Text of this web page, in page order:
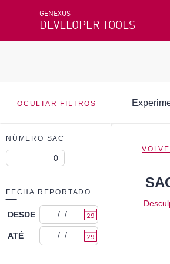
GENEXUS
DEVELOPER TOOLS